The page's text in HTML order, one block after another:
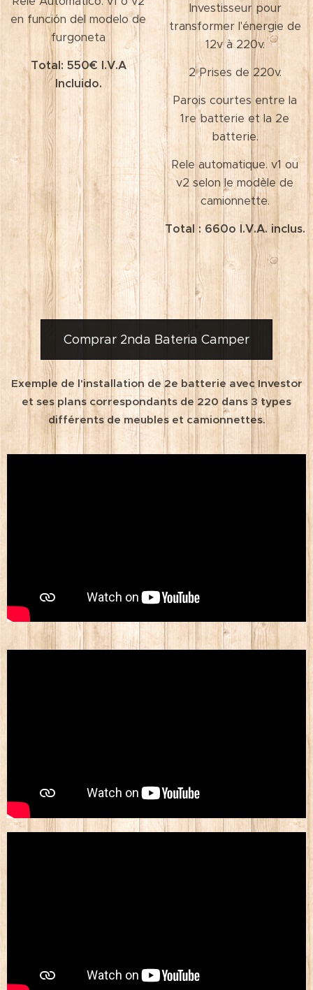
en función del modelo de
furgoneta
Total: 550€ I.V.A
Incluido.
Investisseur pour
transformer l'énergie de
12v à 220v.
2 Prises de 220v.
Parois courtes entre la
1re batterie et la 2e
batterie.
Rele automatique. v1 ou
v2 selon le modèle de
camionnette.
Total : 660o I.V.A. inclus.
Comprar 2nda Bateria Camper
Exemple de l'installation de 2e batterie avec Investor
et ses plans correspondants de 220 dans 3 types
différents de meubles et camionnettes.